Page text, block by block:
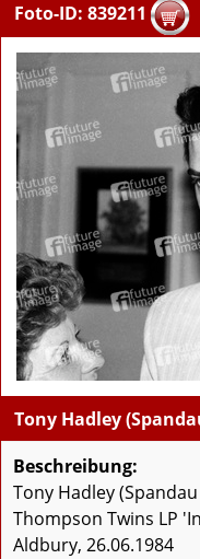
Foto-ID: 839211
Tony Hadley
Beschreibung:
Tony Hadley
Thompson Twins LP
Aldbury, 26.06.1984